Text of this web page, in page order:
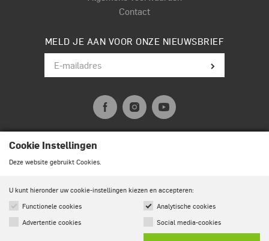
Cookie Instellingen
Deze website gebruikt Cookies.
U kunt hieronder uw cookie-instellingen kiezen en accepteren:
Functionele cookies
Analytische cookies
Advertentie cookies
Social media-cookies
Contact
MELD JE AAN VOOR ONZE NIEUWSBRIEF
© Terpstra Muziek Drumland 2026. All rights reserved.